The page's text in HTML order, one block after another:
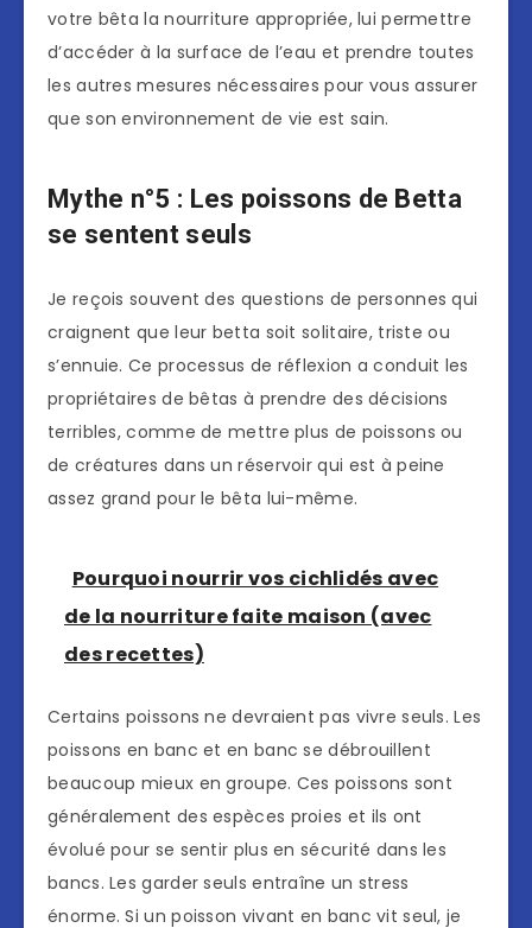
votre bêta la nourriture appropriée, lui permettre
d’accéder à la surface de l’eau et prendre toutes
les autres mesures nécessaires pour vous assurer
que son environnement de vie est sain.
Mythe n°5 : Les poissons de Betta
se sentent seuls
Je reçois souvent des questions de personnes qui
craignent que leur betta soit solitaire, triste ou
s’ennuie. Ce processus de réflexion a conduit les
propriétaires de bêtas à prendre des décisions
terribles, comme de mettre plus de poissons ou
de créatures dans un réservoir qui est à peine
assez grand pour le bêta lui-même.
Pourquoi nourrir vos cichlidés avec
de la nourriture faite maison (avec
des recettes)
Certains poissons ne devraient pas vivre seuls. Les
poissons en banc et en banc se débrouillent
beaucoup mieux en groupe. Ces poissons sont
généralement des espèces proies et ils ont
évolué pour se sentir plus en sécurité dans les
bancs. Les garder seuls entraîne un stress
énorme. Si un poisson vivant en banc vit seul, je